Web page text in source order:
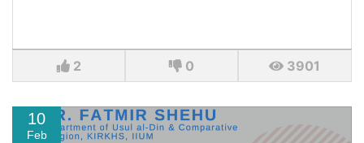
2 0 3901
10
Feb